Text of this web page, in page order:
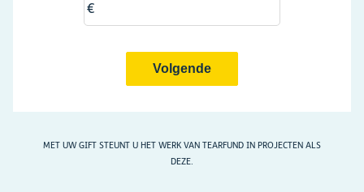
€
MET UW GIFT STEUNT U HET WERK VAN TEARFUND IN PROJECTEN ALS
DEZE.